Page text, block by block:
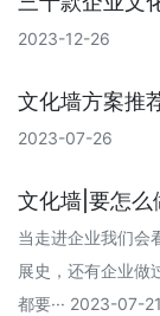
2023-12-26
文化墙方案推
2023-07-26
文化墙|要怎么
当走进企业我们会
展史，还有企业做
都要··· 2023-07-21